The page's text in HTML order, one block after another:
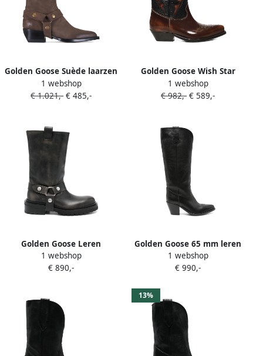
Golden Goose Suède laarzen
Bruin
1 webshop
€ 1.021,- € 485,-
Golden Goose Wish Star
laarzen Bruin
1 webshop
€ 982,- € 589,-
Golden Goose Leren
bikerlaarzen Zwart
1 webshop
€ 890,-
Golden Goose 65 mm leren
cowboylaarzen Zwart
1 webshop
€ 990,-
13%